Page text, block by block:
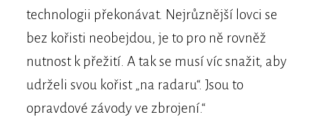
technologii překonávat. Nejrůznější lovci se
bez kořisti neobejdou, je to pro ně rovněž
nutnost k přežití. A tak se musí víc snažit, aby
udrželi svou kořist „na radaru“. Jsou to
opravdové závody ve zbrojení.“